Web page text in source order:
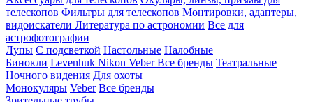
телескопов Фильтры для телескопов Монтировки, адаптеры,
видоискатели Литература по астрономии Все для
астрофотографии
Лупы С подсветкой Настольные Налобные
Бинокли Levenhuk Nikon VeberВсе бренды Театральные
Ночного видения Для охоты
Монокуляры Veber Все бренды